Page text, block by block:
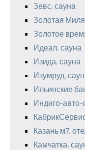
Зевс, сауна
Золотая
Золотое
Идеал, сауна
Изида, сауна
Изумруд,
Ильинские
Индиго-авто-
Казань м7,
Камчатка,